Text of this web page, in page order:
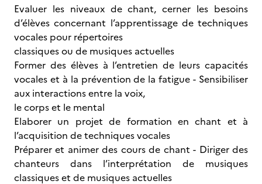
Evaluer les niveaux de chant, cerner les besoins
d’élèves concernant l’apprentissage de techniques
vocales pour répertoires
classiques ou de musiques actuelles
Former des élèves à l’entretien de leurs capacités
vocales et à la prévention de la fatigue - Sensibiliser
aux interactions entre la voix,
le corps et le mental
Elaborer un projet de formation en chant et à
l’acquisition de techniques vocales
Préparer et animer des cours de chant - Diriger des
chanteurs dans l’interprétation de musiques
classiques et de musiques actuelles